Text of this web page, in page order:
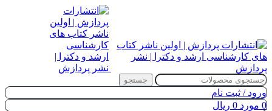
جستجو
ورود / ثبت نام
0 مورد 0 ریال